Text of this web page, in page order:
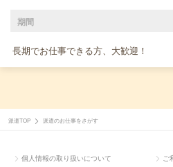
期間
長期でお仕事できる方、大歓迎！
派遣TOP 派遣のお仕事をさがす
個人情報の取り扱いについて ご